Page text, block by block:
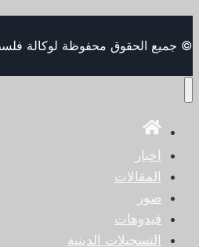
© جميع الحقوق محفوظة لوكالة
اخبار
المقالات
صور
فيدوهات
التسجيلات الدينية